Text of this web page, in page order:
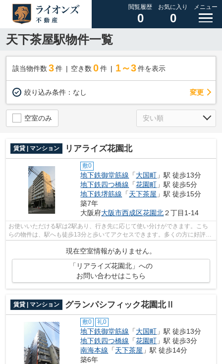
閲覧履歴
0
お気に入り
0
メニュー
天下茶屋駅物件一覧
該当物件数 3件 空き数 0 件 1～3 件を表示
絞り込み条件： なし 変更
空室のみ
賃貸 | マンション リアライズ花園北
敷0
地下鉄御堂筋線 「大国町 」駅 徒歩13分
地下鉄四つ橋線 「花園町 」駅 徒歩5分
地下鉄堺筋線 「天下茶屋 」駅 徒歩15分
築7年
大阪府大阪市西成区花園北２丁目1-14
お使いいただける駅は2駅あり、行き先に応じて使い分けができます。こち
らの物件は、駅へも徒歩13分と歩いてアクセスできます。多くの方に好評
現在空室情報がありません。
「リアライズ花園北」への
お問い合わせはこちら
賃貸 | マンション グランパシフィック花園北Ⅱ
敷0 礼0
地下鉄御堂筋線 「大国町 」駅 徒歩13分
地下鉄四つ橋線 「花園町 」駅 徒歩3分
南海本線 「天下茶屋 」駅 徒歩14分
築6年